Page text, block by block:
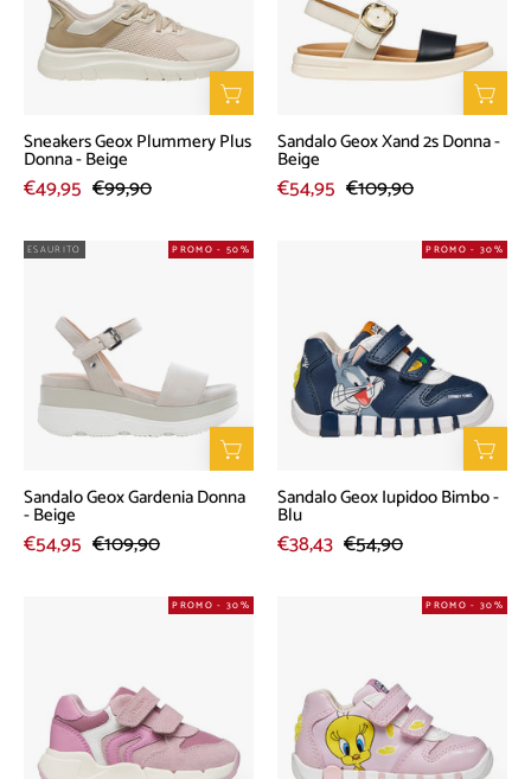
Donna
-
Beige
Sneakers Geox Plummery Plus
Donna - Beige
€49,95 €99,90
Donna
-
Beige
Sandalo Geox Xand 2s Donna -
Beige
€54,95 €109,90
Sandalo
Beige
PROMO - 50%
ESAURITO
Sandalo Geox Gardenia Donna
- Beige
€54,95 €109,90
Sandalo
Bimbo
-
Blu
PROMO - 30%
Sandalo Geox Iupidoo Bimbo -
Blu
€38,43 €54,90
Sneakers
Bimba
-
Rosa
PROMO - 30%
Sneakers
Bimba
-
Rosa
PROMO - 30%